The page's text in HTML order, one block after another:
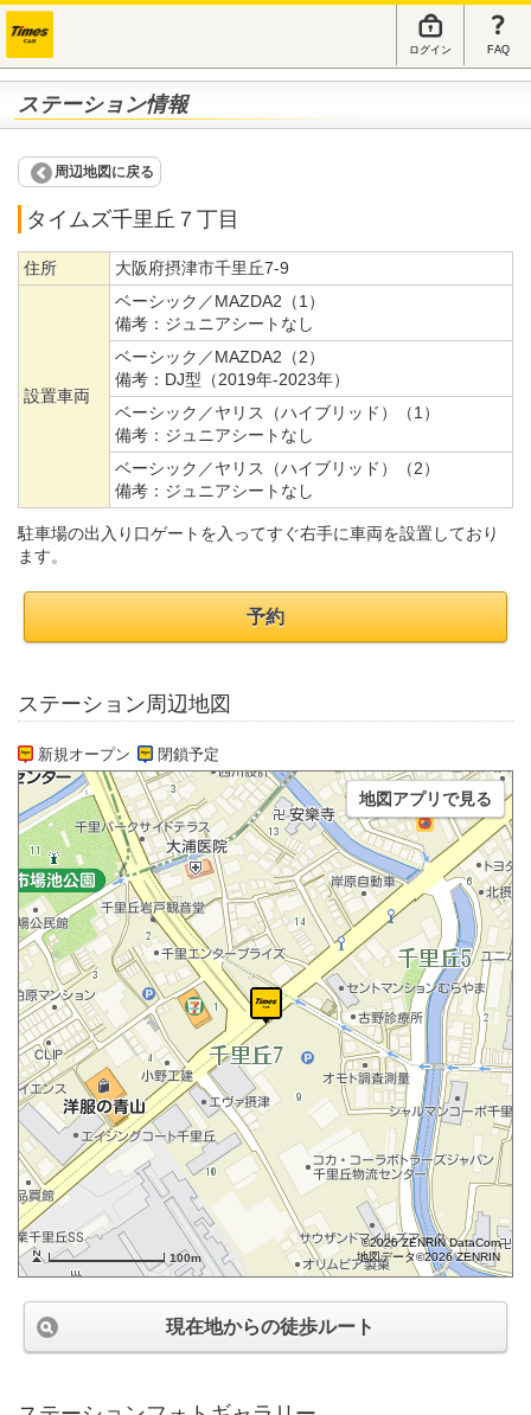
ログイン FAQ
ステーション情報
周辺地図に戻る
タイムズ千里丘７丁目
住所 大阪府摂津市千里丘7-9
設置車両
ベーシック／MAZDA2（1）
備考： ジュニアシートなし
ベーシック／MAZDA2（2）
備考： DJ型（2019年-2023年）
ベーシック／ヤリス（ハイブリッド）（1）
備考： ジュニアシートなし
ベーシック／ヤリス（ハイブリッド）（2）
備考： ジュニアシートなし
駐車場の出入り口ゲートを入ってすぐ右手に車両を設置しており
ます。
予約
ステーション周辺地図
新規オープン 閉鎖予定
100m
©2026 ZENRIN DataCom
地図データ©2026 ZENRIN
地図アプリで見る
現在地からの徒歩ルート